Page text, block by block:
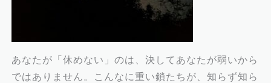
あなたが「休めない」のは、決してあなたが弱いから
ではありません。こんなに重い鎖たちが、知らず知ら